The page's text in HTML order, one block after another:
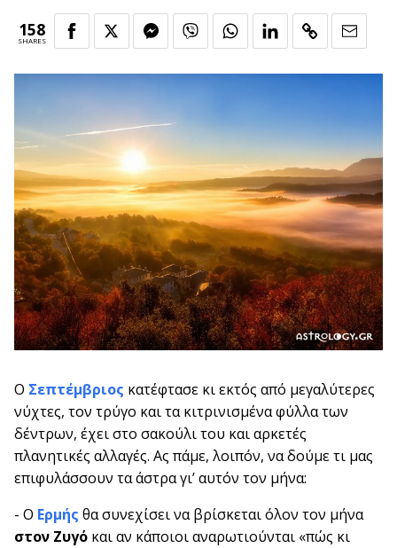
158
SHARES
Ο Σεπτέμβριος κατέφτασε κι εκτός από μεγαλύτερες
νύχτες, τον τρύγο και τα κιτρινισμένα φύλλα των
δέντρων, έχει στο σακούλι του και αρκετές
πλανητικές αλλαγές. Ας πάμε, λοιπόν, να δούμε τι μας
επιφυλάσσουν τα άστρα γι’ αυτόν τον μήνα:
- Ο Ερμής θα συνεχίσει να βρίσκεται όλον τον μήνα
στον Ζυγό και αν κάποιοι αναρωτιούνται «πώς κι